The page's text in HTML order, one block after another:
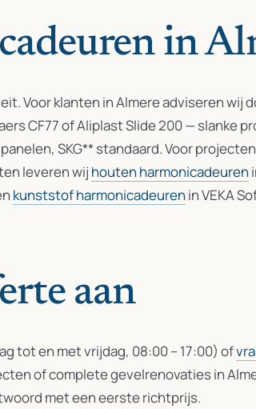
in
Voor klanten in Almere adviseren wij
CF77 of Aliplast Slide 200 — slanke
SKG** standaard. Voor
leveren wij houten harmonicadeuren
kunststof harmonicadeuren in VEKA
aan
tot en met vrijdag, 08:00 – 17:00) of
of complete gevelrenovaties in
met een eerste richtprijs.